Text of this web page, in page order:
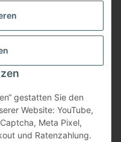
gestatten Sie den
Website: YouTube,
Meta Pixel,
und Ratenzahlung.